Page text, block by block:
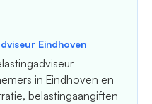
Eindhoven
in Eindhoven en
belastingaangiften